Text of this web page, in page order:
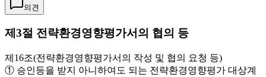
의견
제3절 전략환경영향평가서의 협의 등
제16조(전략환경영향평가서의 작성 및 협의 요청 등)
① 승인등을 받지 아니하여도 되는 전략환경영향평가 대상계